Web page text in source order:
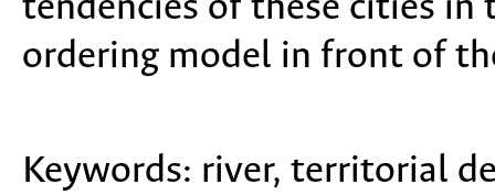
tendencies of these cities
ordering model in front of
Keywords: river, territorial